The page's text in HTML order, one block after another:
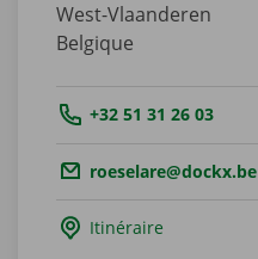
West-Vlaanderen
Belgique
Tel.:+32 51 31 26 03
Email.:roeselare@dockx.be
Itinéraire